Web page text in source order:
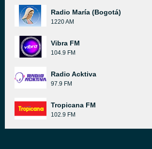
Radio María (Bogotá)
1220 AM
Vibra FM
104.9 FM
Radio Acktiva
97.9 FM
Tropicana FM
102.9 FM